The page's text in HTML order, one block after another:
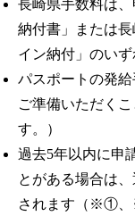
長崎県手数料は
納付書」または
イン納付」のいず
パスポートの発
ご準備いただく
す。）
過去5年以内に申
とがある場合は
されます（※①